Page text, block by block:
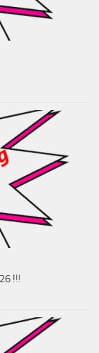
!!!